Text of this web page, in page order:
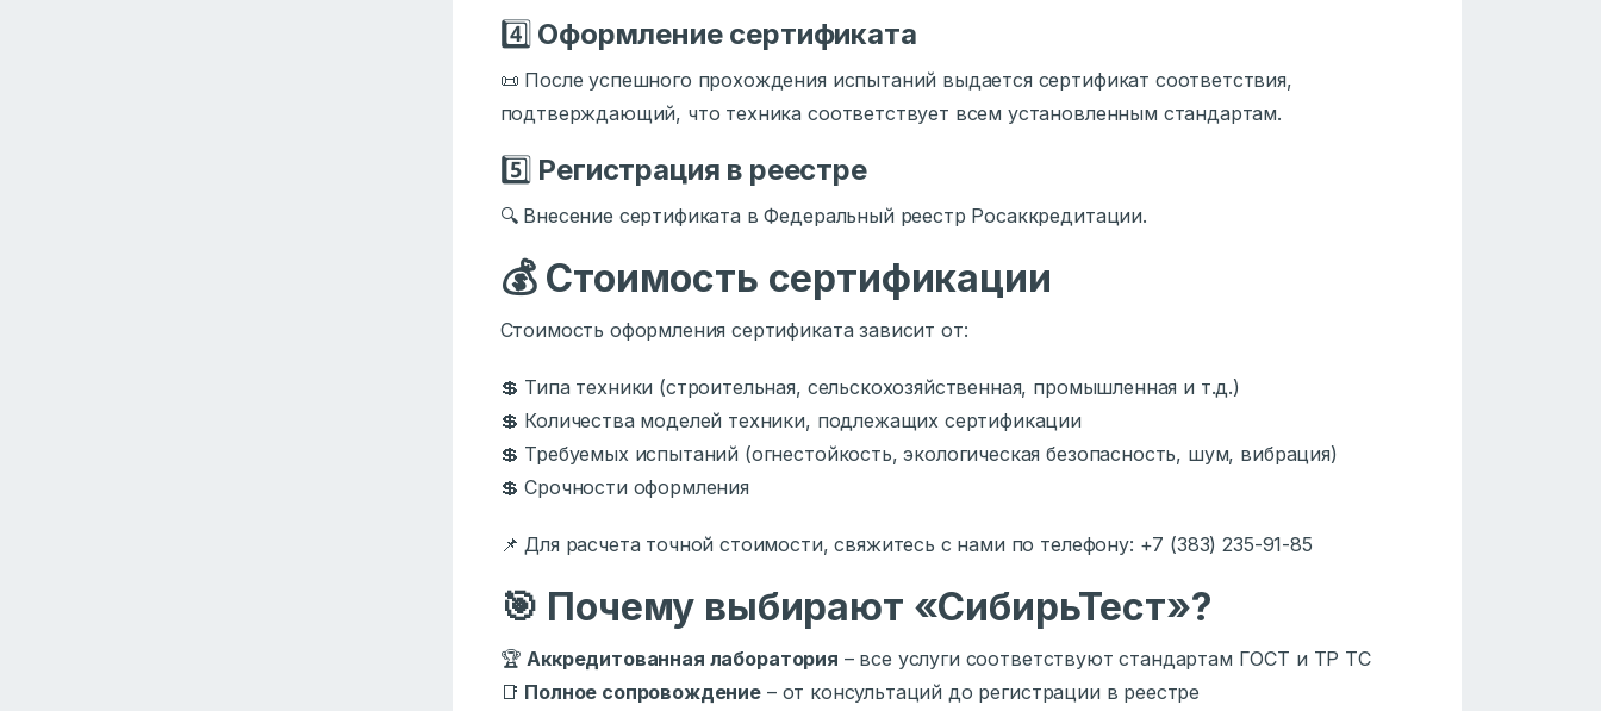
4️⃣ Оформление сертификата
📜 После успешного прохождения испытаний выдается сертификат соответствия,
подтверждающий, что техника соответствует всем установленным стандартам.
5️⃣ Регистрация в реестре
🔍 Внесение сертификата в Федеральный реестр Росаккредитации.
💰Стоимость сертификации
Стоимость оформления сертификата зависит от:
💲 Типа техники (строительная, сельскохозяйственная, промышленная и т.д.)
💲 Количества моделей техники, подлежащих сертификации
💲 Требуемых испытаний (огнестойкость, экологическая безопасность, шум, вибрация)
💲 Срочности оформления
📌 Для расчета точной стоимости, свяжитесь с нами по телефону: +7 (383) 235-91-85
🎯 Почему выбирают «СибирьТест»?
🏆Аккредитованная лаборатория – все услуги соответствуют стандартам ГОСТ и ТР ТС
📑 Полное сопровождение – от консультаций до регистрации в реестре